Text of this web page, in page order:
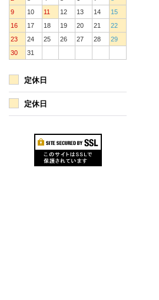
9
10 11 12 13 14
15
16
17 18 19 20 21
22
23
24 25 26 27 28
29
30
31
定休日
定休日